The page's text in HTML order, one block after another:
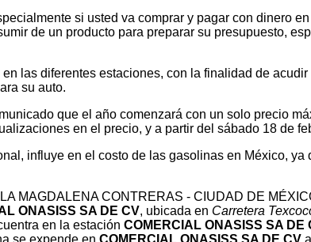
si usted va comprar y pagar con dinero
de un producto para preparar su presupuesto,
las diferentes estaciones, con la finalidad de
su auto.
que el año comenzará con un solo precio
en el precio, y a partir del sábado 18 de
influye en el costo de las gasolinas en México,
MAGDALENA CONTRERAS - CIUDAD DE
ONASISS SA DE CV, ubicada en Carretera
en la estación COMERCIAL ONASISS SA DE
se expende en COMERCIAL ONASISS SA DE CV a